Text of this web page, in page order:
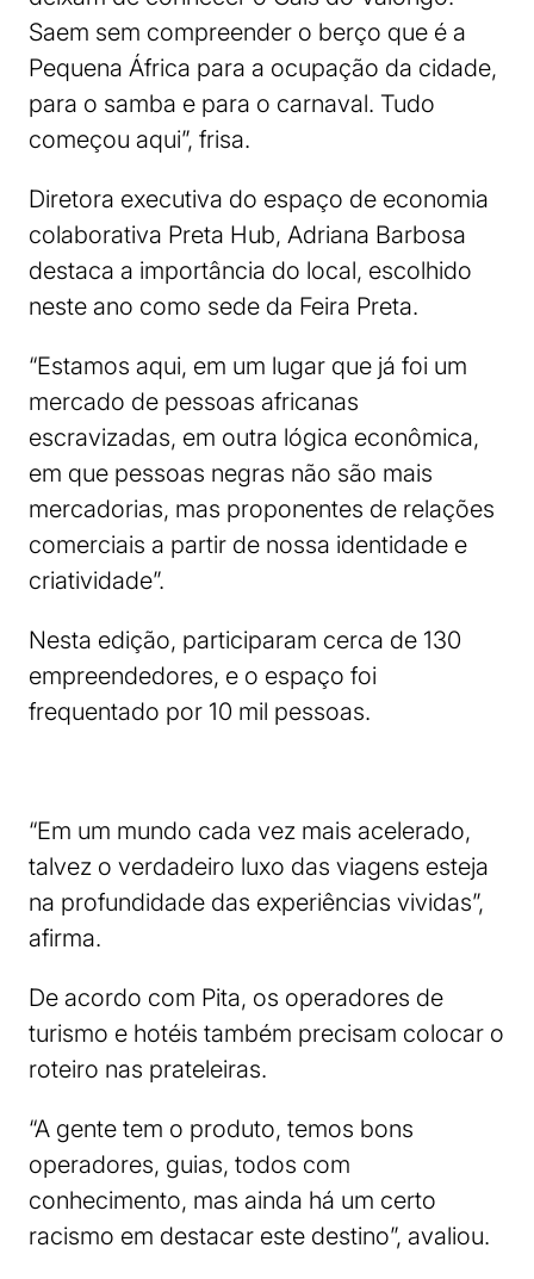
Saem sem compreender o berço que é a
Pequena África para a ocupação da cidade,
para o samba e para o carnaval. Tudo
começou aqui”, frisa.
Diretora executiva do espaço de economia
colaborativa Preta Hub, Adriana Barbosa
destaca a importância do local, escolhido
neste ano como sede da Feira Preta.
“Estamos aqui, em um lugar que já foi um
mercado de pessoas africanas
escravizadas, em outra lógica econômica,
em que pessoas negras não são mais
mercadorias, mas proponentes de relações
comerciais a partir de nossa identidade e
criatividade”.
Nesta edição, participaram cerca de 130
empreendedores, e o espaço foi
frequentado por 10 mil pessoas.
“Em um mundo cada vez mais acelerado,
talvez o verdadeiro luxo das viagens esteja
na profundidade das experiências vividas”,
afirma.
De acordo com Pita, os operadores de
turismo e hotéis também precisam colocar o
roteiro nas prateleiras.
“A gente tem o produto, temos bons
operadores, guias, todos com
conhecimento, mas ainda há um certo
racismo em destacar este destino”, avaliou.